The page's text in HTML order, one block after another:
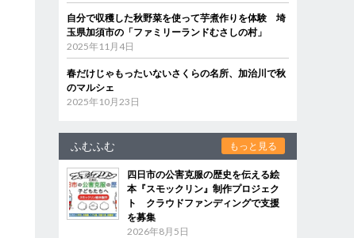
自分で収穫した秋野菜を使って芋煮作りを体験 埼
玉県加須市の「ファミリーランドむさしの村」
2025年11月4日
春だけじゃもったいないさくらの名所、加治川で秋
のマルシェ
2025年10月23日
ふむふむ もっと見る
四日市の公害克服の歴史を伝える絵
本『スモックリン』制作プロジェク
ト クラウドファンディングで支援
を募集
2026年8月5日